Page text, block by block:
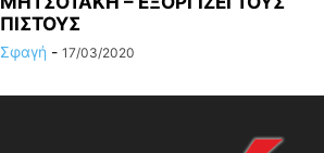
ΠΙΣΤΟΥΣ
Σφαγή - 17/03/2020